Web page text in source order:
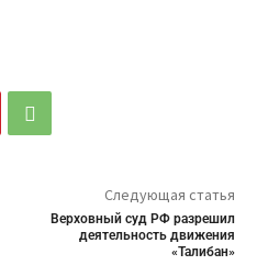
Следующая статья
Верховный суд РФ разрешил
деятельность движения
«Талибан»